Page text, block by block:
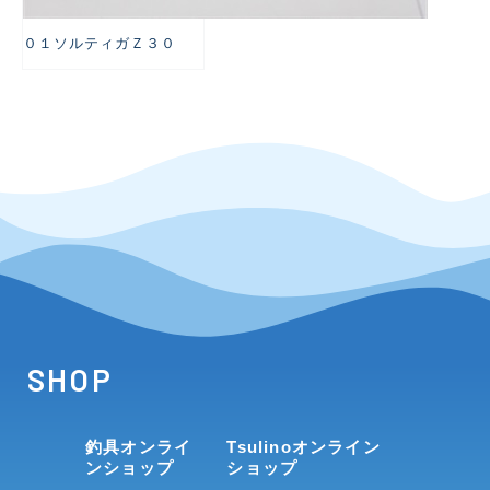
０１ソルティガＺ３０
SHOP
釣具オンライ
ンショップ
Tsulinoオンライン
ショップ